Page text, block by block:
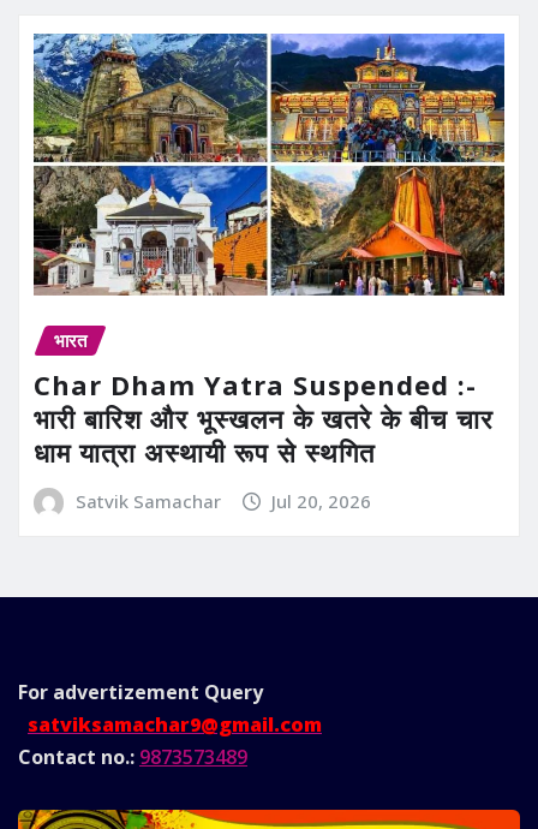
भारत
Char Dham Yatra Suspended :-
भारी बारिश और भूस्खलन के खतरे के बीच चार
धाम यात्रा अस्थायी रूप से स्थगित
Satvik Samachar Jul 20, 2026
For advertizement Query
satviksamachar9@gmail.com
Contact no.: 9873573489